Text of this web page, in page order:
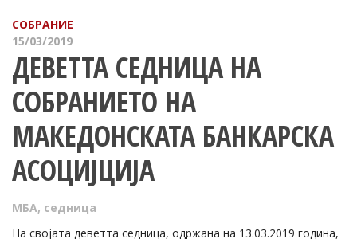
СОБРАНИЕ
15/03/2019
ДЕВЕТТА СЕДНИЦА НА
СОБРАНИЕТО НА
МАКЕДОНСКАТА БАНКАРСКА
АСОЦИЈЦИЈА
МБА, седница
На својата деветта седница, одржана на 13.03.2019 година,